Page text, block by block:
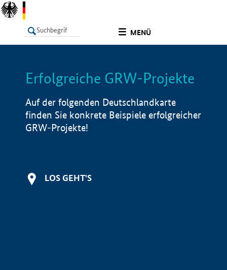
MENÜ
LISTE Info
Erfolgreiche GRW-Projekte
Auf der folgenden Deutschlandkarte
finden Sie konkrete Beispiele erfolgreicher
GRW-Projekte!
LOS GEHT'S